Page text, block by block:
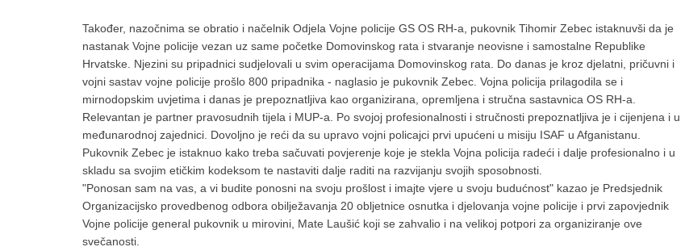
Također, nazočnima se obratio i načelnik Odjela Vojne policije GS OS RH-a, pukovnik Tihomir Zebec istaknuvši da je
nastanak Vojne policije vezan uz same početke Domovinskog rata i stvaranje neovisne i samostalne Republike
Hrvatske. Njezini su pripadnici sudjelovali u svim operacijama Domovinskog rata. Do danas je kroz djelatni, pričuvni i
vojni sastav vojne policije prošlo 800 pripadnika - naglasio je pukovnik Zebec. Vojna policija prilagodila se i
mirnodopskim uvjetima i danas je prepoznatljiva kao organizirana, opremljena i stručna sastavnica OS RH-a.
Relevantan je partner pravosudnih tijela i MUP-a. Po svojoj profesionalnosti i stručnosti prepoznatljiva je i cijenjena i u
međunarodnoj zajednici. Dovoljno je reći da su upravo vojni policajci prvi upućeni u misiju ISAF u Afganistanu.
Pukovnik Zebec je istaknuo kako treba sačuvati povjerenje koje je stekla Vojna policija radeći i dalje profesionalno i u
skladu sa svojim etičkim kodeksom te nastaviti dalje raditi na razvijanju svojih sposobnosti.
"Ponosan sam na vas, a vi budite ponosni na svoju prošlost i imajte vjere u svoju budućnost" kazao je Predsjednik
Organizacijsko provedbenog odbora obilježavanja 20 obljetnice osnutka i djelovanja vojne policije i prvi zapovjednik
Vojne policije general pukovnik u mirovini, Mate Laušić koji se zahvalio i na velikoj potpori za organiziranje ove
svečanosti.